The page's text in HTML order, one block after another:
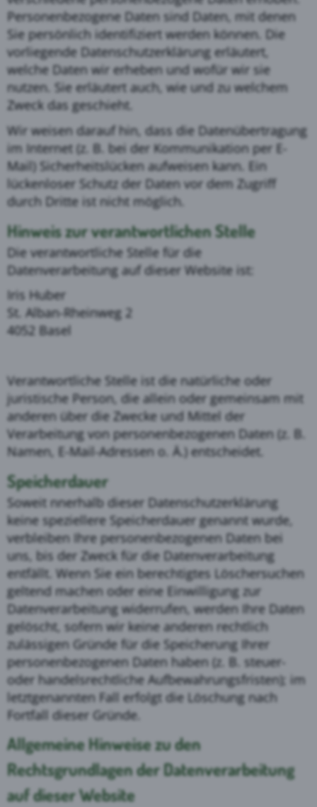
Personenbezogene Daten sind Daten, mit denen
Sie persönlich identifiziert werden können. Die
vorliegende Datenschutzerklärung erläutert,
welche Daten wir erheben und wofür wir sie
nutzen. Sie erläutert auch, wie und zu welchem
Zweck das geschieht.
Wir weisen darauf hin, dass die Datenübertragung
im Internet (z. B. bei der Kommunikation per E-
Mail) Sicherheitslücken aufweisen kann. Ein
lückenloser Schutz der Daten vor dem Zugriff
durch Dritte ist nicht möglich.
Hinweis zur verantwortlichen Stelle
Die verantwortliche Stelle für die
Datenverarbeitung auf dieser Website ist:
Iris Huber
St. Alban-Rheinweg 2
4052 Basel
Verantwortliche Stelle ist die natürliche oder
juristische Person, die allein oder gemeinsam mit
anderen über die Zwecke und Mittel der
Verarbeitung von personenbezogenen Daten (z. B.
Namen, E-Mail-Adressen o. Ä.) entscheidet.
Speicherdauer
Soweit nnerhalb dieser Datenschutzerklärung
keine speziellere Speicherdauer genannt wurde,
verbleiben Ihre personenbezogenen Daten bei
uns, bis der Zweck für die Datenverarbeitung
entfällt. Wenn Sie ein berechtigtes Löschersuchen
geltend machen oder eine Einwilligung zur
Datenverarbeitung widerrufen, werden Ihre Daten
gelöscht, sofern wir keine anderen rechtlich
zulässigen Gründe für die Speicherung Ihrer
personenbezogenen Daten haben (z. B. steuer-
oder handelsrechtliche Aufbewahrungsfristen); im
letztgenannten Fall erfolgt die Löschung nach
Fortfall dieser Gründe.
Allgemeine Hinweise zu den
Rechtsgrundlagen der Datenverarbeitung
auf dieser Website